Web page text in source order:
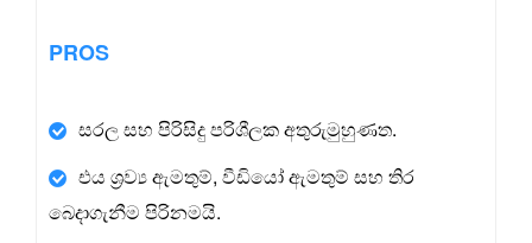
PROS
සරල සහ පිරිසිදු පරිශීලක අතුරුමුහුණත.
එය ශ්‍රව්‍ය ඇමතුම්, වීඩියෝ ඇමතුම් සහ තිර
බෙදාගැනීම පිරිනමයි.